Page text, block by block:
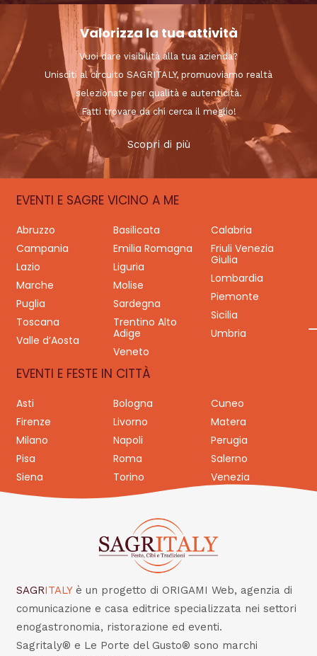
Valorizza la tua attività
Vuoi dare visibilità alla tua azienda?
Unisciti al circuito SAGRITALY, promuoviamo realtà
selezionate per qualità e autenticità.
Fatti trovare da chi cerca il meglio!
Scopri di più
EVENTI E SAGRE VICINO A ME
Abruzzo Basilicata
Calabria
Campania
Emilia Romagna
Friuli Venezia
Giulia
Lazio
Liguria
Lombardia
Marche
Molise
Piemonte
Puglia
Sardegna
Sicilia
Toscana
Trentino Alto
Adige
Umbria
Valle d’Aosta
Veneto
EVENTI E FESTE IN CITTÀ
Asti Bologna
Cuneo
Firenze
Livorno
Matera
Milano
Napoli
Perugia
Pisa
Roma
Salerno
Siena
Torino Venezia
SAGRITALY è un progetto di ORIGAMI Web, agenzia di
comunicazione e casa editrice specializzata nei settori
enogastronomia, ristorazione ed eventi.
Sagritaly® e Le Porte del Gusto® sono marchi